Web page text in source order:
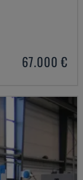
67.000 €